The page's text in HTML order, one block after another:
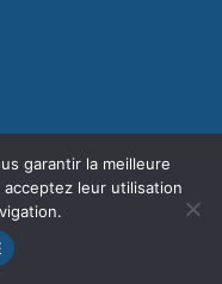
garantir la meilleure
leur utilisation